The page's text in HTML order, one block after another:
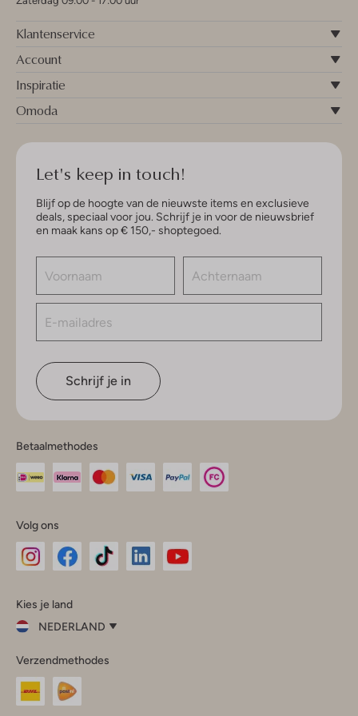
Klantenservice
Account
Inspiratie
Omoda
Let's keep in touch!
Blijf op de hoogte van de nieuwste items en exclusieve
deals, speciaal voor jou. Schrijf je in voor de nieuwsbrief
en maak kans op € 150,- shoptegoed.
Schrijf je in
Betaalmethodes
Volg ons
InstagramFacebook
Kies je land
NEDERLAND
je
land
Nederland
Verzendmethodes